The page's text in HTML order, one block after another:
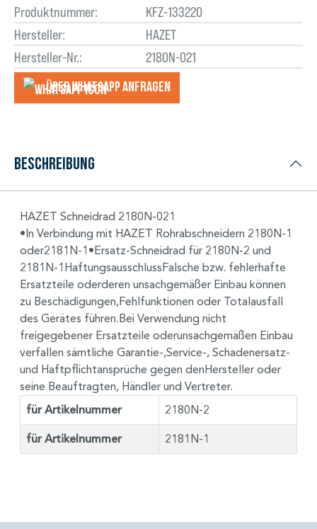
Produktnummer:
KFZ-133220
Hersteller:
HAZET
Hersteller-Nr.:
2180N-021
Über WhatsApp anfragеn
Beschreibung
HAZET Schneidrad 2180N-021
•In Verbindung mit HAZET Rohrabschneidern 2180N-1
oder2181N-1•Ersatz-Schneidrad für 2180N-2 und
2181N-1HaftungsausschlussFalsche bzw. fehlerhafte
Ersatzteile oderderen unsachgemäßer Einbau können
zu Beschädigungen,Fehlfunktionen oder Totalausfall
des Gerätes führen.Bei Verwendung nicht
freigegebener Ersatzteile oderunsachgemäßen Einbau
verfallen sämtliche Garantie-,Service-, Schadenersatz-
und Haftpflichtansprüche gegen denHersteller oder
seine Beauftragten, Händler und Vertreter.
für Artikelnummer 2180N-2
für Artikelnummer 2181N-1